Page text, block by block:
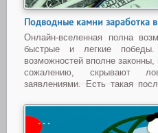
Подводные камни заработка
Онлайн-вселенная полна
быстрые и легкие
возможностей вполне
сожалению, скрывают
заявлениями. Есть такая
был...Читать дальше »